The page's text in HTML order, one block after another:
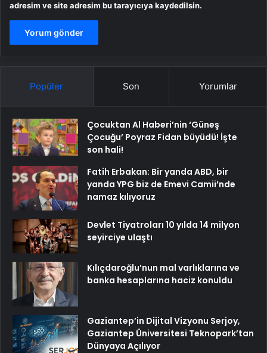
adresim ve site adresim bu tarayıcıya kaydedilsin.
Popüler Son Yorumlar
Çocuktan Al Haberi’nin ‘Güneş
Çocuğu’ Poyraz Fidan büyüdü! İşte
son hali!
Fatih Erbakan: Bir yanda ABD, bir
yanda YPG biz de Emevi Camii’nde
namaz kılıyoruz
Devlet Tiyatroları 10 yılda 14 milyon
seyirciye ulaştı
Kılıçdaroğlu’nun mal varlıklarına ve
banka hesaplarına haciz konuldu
Gaziantep’in Dijital Vizyonu Serjoy,
Gaziantep Üniversitesi Teknopark’tan
Dünyaya Açılıyor